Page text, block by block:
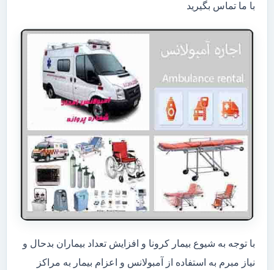
با ما تماس بگیرید
با توجه به شیوع بیمار کرونا و افزایش تعداد بیماران بدحال و
نیاز مبرم به استفاده از آمبولانس و اعزام بیمار به مراکز